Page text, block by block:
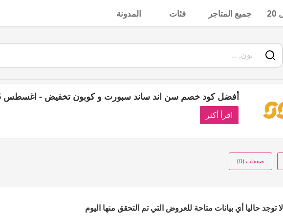
جميع المتاجر فئات المدونة
أفضل كود خصم سن اند ساند سبورت و كوبون تخفيض - اغسطس 2026
اقرأ أكثر
صفقات (0)
لا توجد حاليا أي بيانات متاحة للعروض التي تم التحقق منها اليوم